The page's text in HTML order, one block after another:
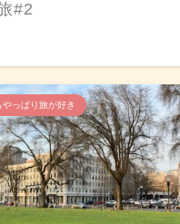
#2
やっぱり旅が好き